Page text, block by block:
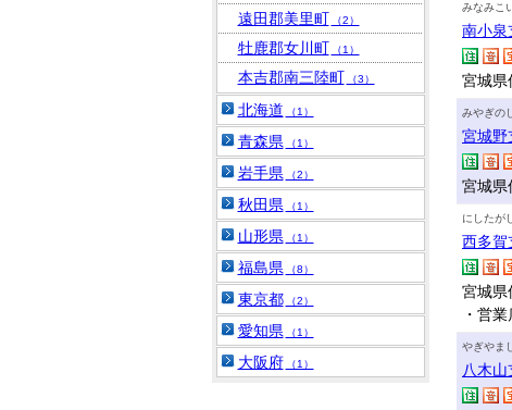
みなみこ
南小泉
宮城県
みやぎの
宮城野
宮城県
にしたが
西多賀
宮城県
・営
やぎやま
八木山
遠田郡美里町 （2）
牡鹿郡女川町 （1）
本吉郡南三陸町 （3）
北海道 （1）
青森県 （1）
岩手県 （2）
秋田県 （1）
山形県 （1）
福島県 （8）
東京都 （2）
愛知県 （1）
大阪府 （1）